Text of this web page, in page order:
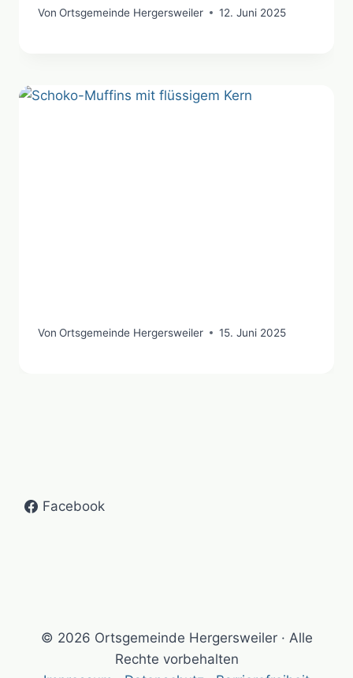
Von Ortsgemeinde Hergersweiler 12. Juni 2025
Von Ortsgemeinde Hergersweiler 15. Juni 2025
Facebook
© 2026 Ortsgemeinde Hergersweiler · Alle
Rechte vorbehalten